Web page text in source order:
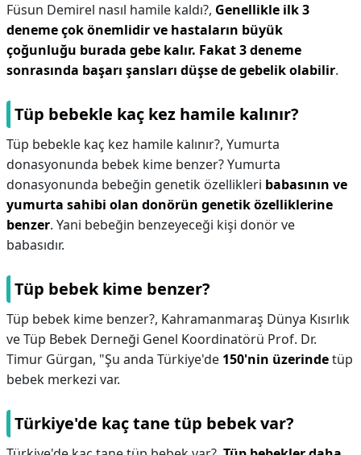
Füsun Demirel nasıl hamile kaldı?, Genellikle ilk 3
deneme çok önemlidir ve hastaların büyük
çoğunluğu burada gebe kalır. Fakat 3 deneme
sonrasında başarı şansları düşse de gebelik olabilir.
Tüp bebekle kaç kez hamile kalınır?
Tüp bebekle kaç kez hamile kalınır?, Yumurta
donasyonunda bebek kime benzer? Yumurta
donasyonunda bebeğin genetik özellikleri babasının ve
yumurta sahibi olan donörün genetik özelliklerine
benzer. Yani bebeğin benzeyeceği kişi donör ve
babasıdır.
Tüp bebek kime benzer?
Tüp bebek kime benzer?, Kahramanmaraş Dünya Kısırlık
ve Tüp Bebek Derneği Genel Koordinatörü Prof. Dr.
Timur Gürgan, "Şu anda Türkiye'de 150'nin üzerindetüp
bebek merkezi var.
Türkiye'de kaç tane tüp bebek var?